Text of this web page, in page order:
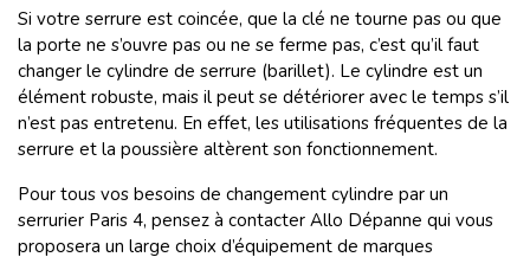
Si votre serrure est coincée, que la clé ne tourne pas ou que
la porte ne s’ouvre pas ou ne se ferme pas, c’est qu’il faut
changer le cylindre de serrure (barillet). Le cylindre est un
élément robuste, mais il peut se détériorer avec le temps s’il
n’est pas entretenu. En effet, les utilisations fréquentes de la
serrure et la poussière altèrent son fonctionnement.
Pour tous vos besoins de changement cylindre par un
serrurier Paris 4, pensez à contacter Allo Dépanne qui vous
proposera un large choix d’équipement de marques